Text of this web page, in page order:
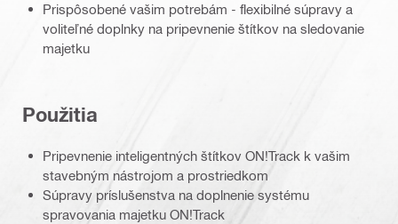
Prispôsobené vašim potrebám - flexibilné súpravy a
voliteľné doplnky na pripevnenie štítkov na sledovanie
majetku
Použitia
Pripevnenie inteligentných štítkov ON!Track k vašim
stavebným nástrojom a prostriedkom
Súpravy príslušenstva na doplnenie systému
spravovania majetku ON!Track